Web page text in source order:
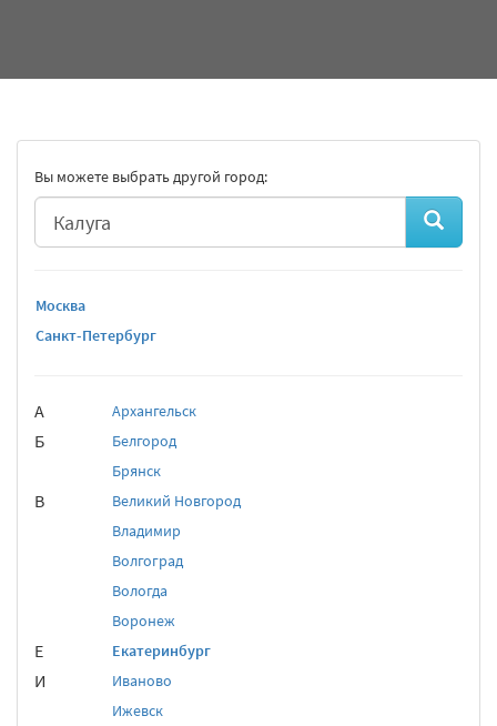
Вы можете выбрать другой город:
Москва
Санкт-Петербург
А Архангельск
Б
Белгород
Брянск
В
Великий Новгород
Владимир
Волгоград
Вологда
Воронеж
Е Екатеринбург
И
Иваново
Ижевск